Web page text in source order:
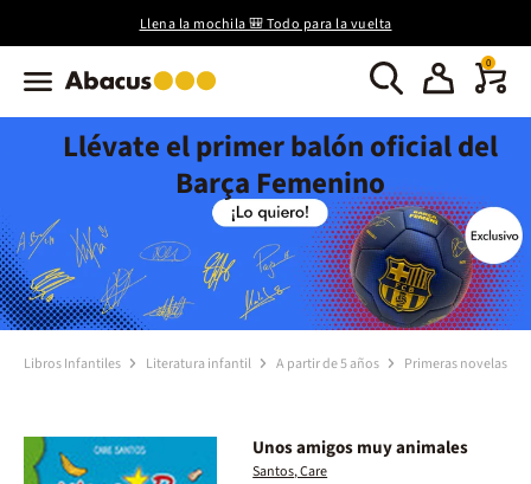
Llena la mochila 🎒 Todo para la vuelta
0
Llévate el primer balón oficial del
Barça Femenino
Libros Infantiles Literatura infantil A partir de 5 años Primeras novelas
Unos amigos muy animales
Santos, Care